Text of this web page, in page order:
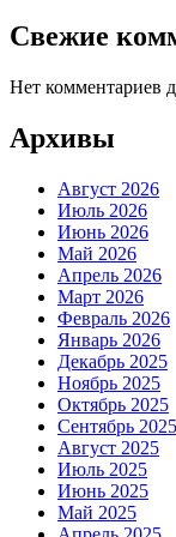
Свежие
Нет комментариев
Архивы
Август 2026
Июль 2026
Июнь 2026
Май 2026
Апрель 2026
Март 2026
Февраль 2026
Январь 2026
Декабрь 2025
Ноябрь 2025
Октябрь 2025
Сентябрь 2025
Август 2025
Июль 2025
Июнь 2025
Май 2025